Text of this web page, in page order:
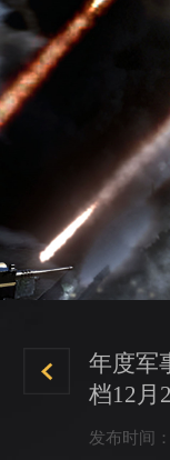
年度军
档12月
发布时间